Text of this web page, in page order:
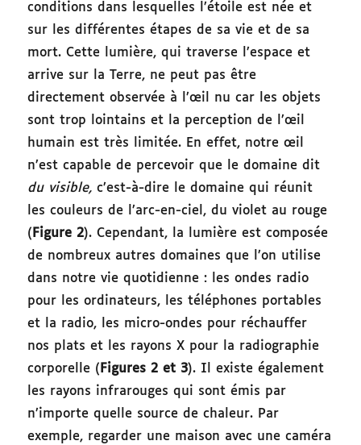
conditions dans lesquelles l’étoile est née et
sur les différentes étapes de sa vie et de sa
mort. Cette lumière, qui traverse l’espace et
arrive sur la Terre, ne peut pas être
directement observée à l’œil nu car les objets
sont trop lointains et la perception de l’œil
humain est très limitée. En effet, notre œil
n’est capable de percevoir que le domaine dit
du visible, c’est-à-dire le domaine qui réunit
les couleurs de l’arc-en-ciel, du violet au rouge
( Figure 2). Cependant, la lumière est composée
de nombreux autres domaines que l’on utilise
dans notre vie quotidienne : les ondes radio
pour les ordinateurs, les téléphones portables
et la radio, les micro-ondes pour réchauffer
nos plats et les rayons X pour la radiographie
corporelle ( Figures 2 et 3). Il existe également
les rayons infrarouges qui sont émis par
n’importe quelle source de chaleur. Par
exemple, regarder une maison avec une caméra